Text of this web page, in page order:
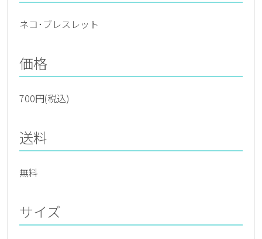
ネコ･ブレスレット
価格
700円(税込)
送料
無料
サイズ